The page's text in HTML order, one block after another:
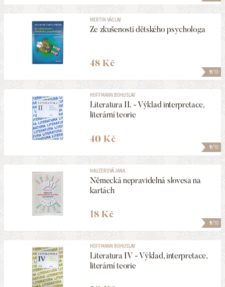
9/10
MERTIN VÁCLAV
Ze zkušeností dětského psychologa
48 Kč
9/10
HOFFMANN BOHUSLAV
Literatura II. - Výklad interpretace,
literární teorie
40 Kč
9/10
HAUZEROVÁ JANA
Německá nepravidelná slovesa na
kartách
18 Kč
HOFFMANN BOHUSLAV
Literatura IV - Výklad, interpretace,
literární teorie